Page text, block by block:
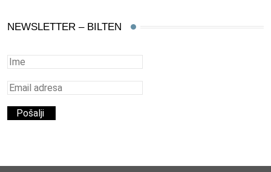
NEWSLETTER – BILTEN